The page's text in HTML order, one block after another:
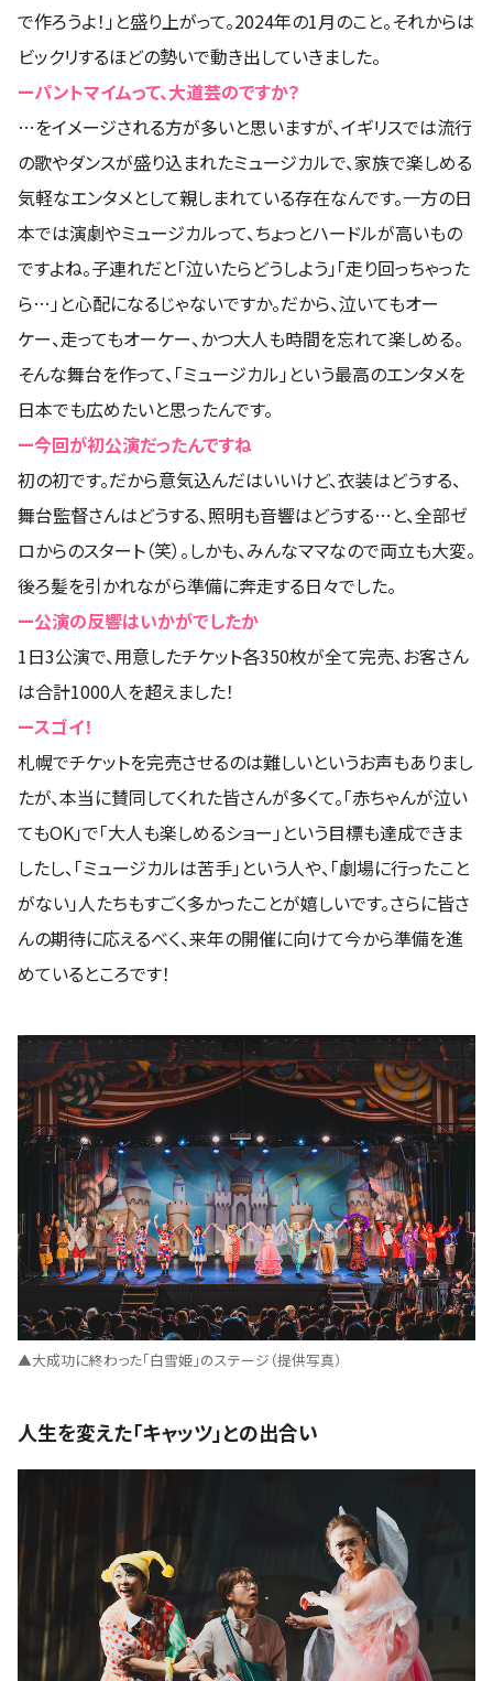
で作ろうよ！」と盛り上がって。2024年の1月のこと。それからは
ビックリするほどの勢いで動き出していきました。
ーパントマイムって、大道芸のですか？
…をイメージされる方が多いと思いますが、イギリスでは流行
の歌やダンスが盛り込まれたミュージカルで、家族で楽しめる
気軽なエンタメとして親しまれている存在なんです。一方の日
本では演劇やミュージカルって、ちょっとハードルが高いもの
ですよね。子連れだと「泣いたらどうしよう」「走り回っちゃった
ら…」と心配になるじゃないですか。だから、泣いてもオー
ケー、走ってもオーケー、かつ大人も時間を忘れて楽しめる。
そんな舞台を作って、「ミュージカル」という最高のエンタメを
日本でも広めたいと思ったんです。
ー今回が初公演だったんですね
初の初です。だから意気込んだはいいけど、衣装はどうする、
舞台監督さんはどうする、照明も音響はどうする…と、全部ゼ
ロからのスタート（笑）。しかも、みんなママなので両立も大変。
後ろ髪を引かれながら準備に奔走する日々でした。
ー公演の反響はいかがでしたか
1日3公演で、用意したチケット各350枚が全て完売、お客さん
は合計1000人を超えました！
ースゴイ！
札幌でチケットを完売させるのは難しいというお声もありまし
たが、本当に賛同してくれた皆さんが多くて。「赤ちゃんが泣い
てもOK」で「大人も楽しめるショー」という目標も達成できま
したし、「ミュージカルは苦手」という人や、「劇場に行ったこと
がない」人たちもすごく多かったことが嬉しいです。さらに皆さ
んの期待に応えるべく、来年の開催に向けて今から準備を進
めているところです！
▲大成功に終わった「白雪姫」のステージ（提供写真）
人生を変えた「キャッツ」との出合い